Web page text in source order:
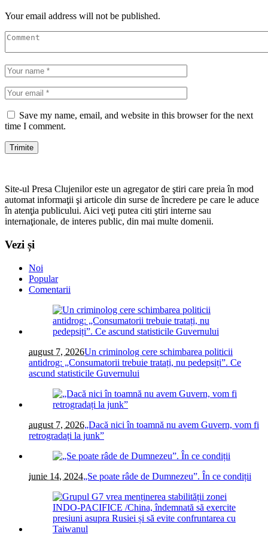
Your email address will not be published.
Save my name, email, and website in this browser for the next
time I comment.
Site-ul Presa Clujenilor este un agregator de ştiri care preia în mod
automat informaţii şi articole din surse de încredere pe care le aduce
în atenţia publicului. Aici veţi putea citi ştiri interne sau
internaţionale, de interes public, din mai multe domenii.
Vezi și
Noi
Popular
Comentarii
august 7, 2026Un criminolog cere schimbarea politicii
antidrog: „Consumatorii trebuie tratați, nu pedepsiți”. Ce
ascund statisticile Guvernului
august 7, 2026„Dacă nici în toamnă nu avem Guvern, vom fi
retrogradați la junk”
iunie 14, 2024„Se poate râde de Dumnezeu”. În ce condiții